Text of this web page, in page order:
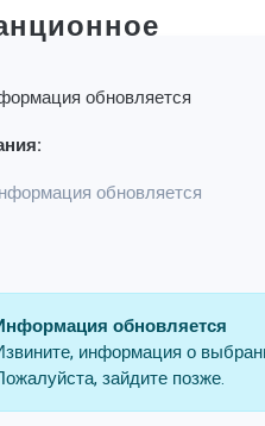
обновляется
обновляется
обновляется
информация о
зайдите позже.